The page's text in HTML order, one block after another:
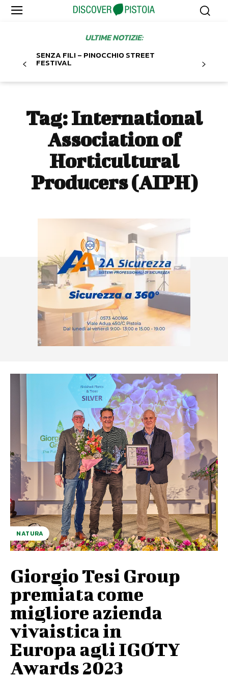
ULTIME NOTIZIE:
SENZA FILI – PINOCCHIO STREET
FESTIVAL
Tag:International
Association of
Horticultural
Producers (AIPH)
NATURA
Giorgio Tesi Group
premiata come
migliore azienda
vivaistica in
Europa agli IGOTY
Awards 2023